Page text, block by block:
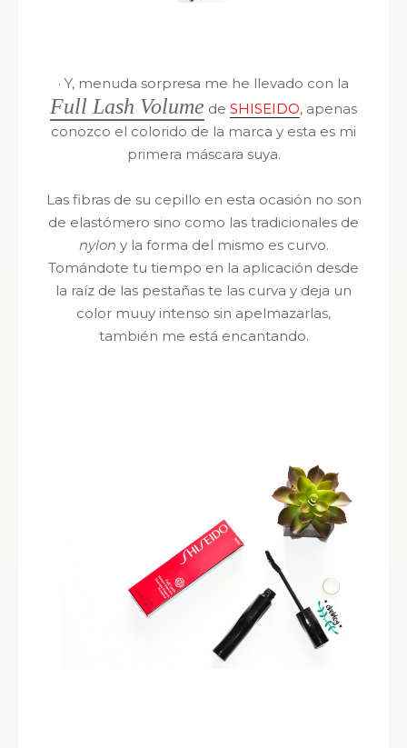
· Y, menuda sorpresa me he llevado con la
Full Lash Volume de SHISEIDO, apenas
conozco el colorido de la marca y esta es mi
primera máscara suya.
Las fibras de su cepillo en esta ocasión no son
de elastómero sino como las tradicionales de
nylon y la forma del mismo es curvo.
Tomándote tu tiempo en la aplicación desde
la raíz de las pestañas te las curva y deja un
color muuy intenso sin apelmazarlas,
también me está encantando.